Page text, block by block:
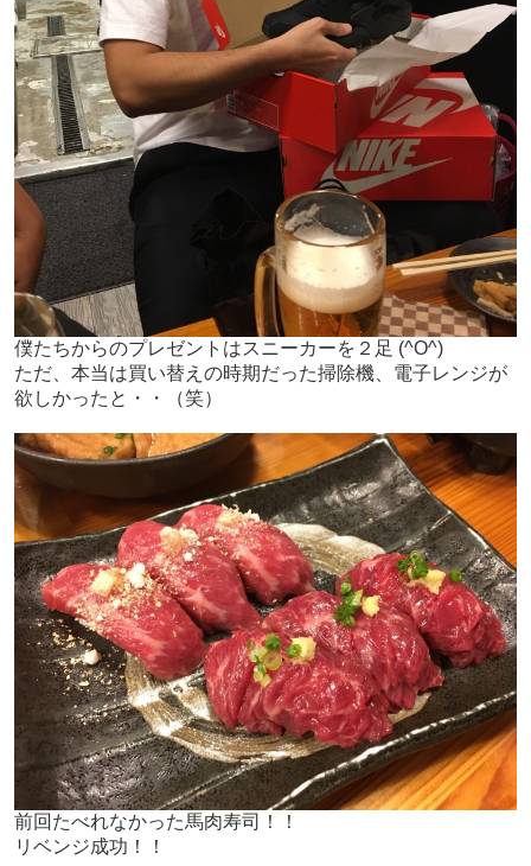
僕たちからのプレゼントはスニーカーを２足 (^O^)
ただ、本当は買い替えの時期だった掃除機、電子レンジが
欲しかったと・・（笑）
前回たべれなかった馬肉寿司！！
リベンジ成功！！